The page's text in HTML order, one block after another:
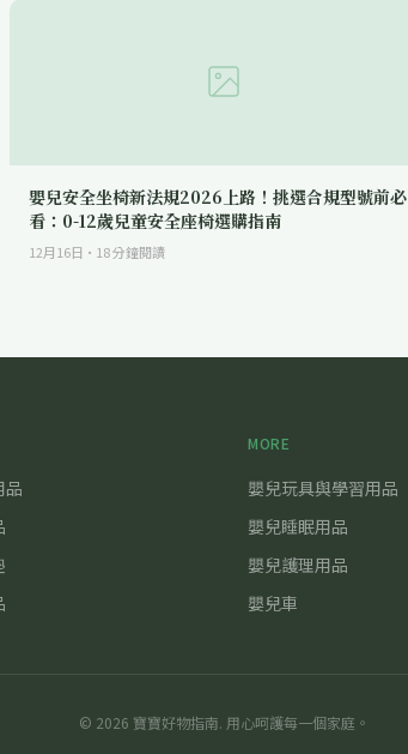
嬰兒安全坐椅新法規2026上路！挑選合規型號前必
看：0-12歲兒童安全座椅選購指南
12月16日 · 18分鐘閱讀
品
MORE
嬰兒玩具與學習用品
嬰兒睡眠用品
嬰兒護理用品
嬰兒車
© 2026 寶寶好物指南. 用心呵護每一個家庭。